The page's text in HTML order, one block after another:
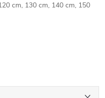
cm, 130 cm, 140 cm, 150